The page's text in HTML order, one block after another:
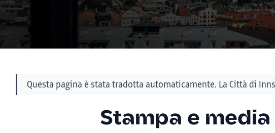
Questa pagina è stata tradotta automaticamente. La Città di
Stampa e media